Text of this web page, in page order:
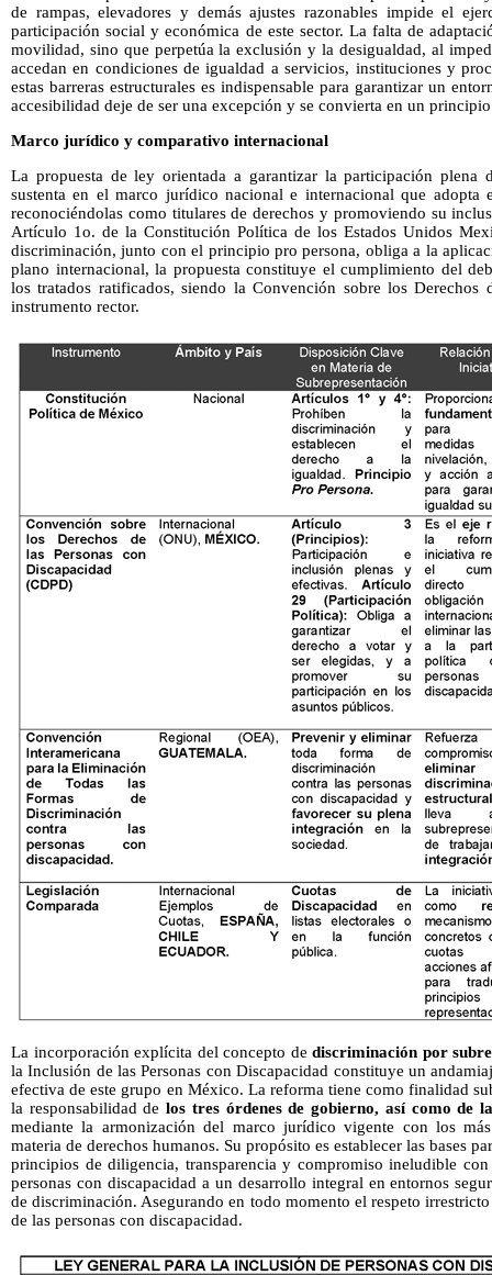
de rampas, elevadores y demás ajustes razonables impide el
participación social y económica de este sector. La falta de
movilidad, sino que perpetúa la exclusión y la desigualdad, al
accedan en condiciones de igualdad a servicios, instituciones y
estas barreras estructurales es indispensable para garantizar un
accesibilidad deje de ser una excepción y se convierta en un
Marco jurídico y comparativo internacional
La propuesta de ley orientada a garantizar la participación plena
sustenta en el marco jurídico nacional e internacional que adopta
reconociéndolas como titulares de derechos y promoviendo su
Artículo 1o. de la Constitución Política de los Estados Unidos
discriminación, junto con el principio pro persona, obliga a la
plano internacional, la propuesta constituye el cumplimiento del
los tratados ratificados, siendo la Convención sobre los Derechos
instrumento rector.
La incorporación explícita del concepto dediscriminación por
la Inclusión de las Personas con Discapacidad constituye un
efectiva de este grupo en México. La reforma tiene como finalidad
la responsabilidad delos tres órdenes de gobierno, así como de
mediante la armonización del marco jurídico vigente con los más
materia de derechos humanos. Su propósito es establecer las bases
principios de diligencia, transparencia y compromiso ineludible
personas con discapacidad a un desarrollo integral en entornos
de discriminación. Asegurando en todo momento el respeto
de las personas con discapacidad.